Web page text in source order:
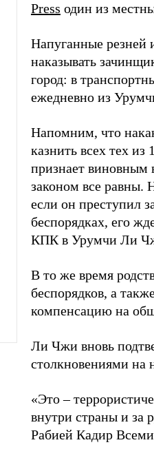
Press один из
Напуганные резней
наказывать
город: в
ежедневно из
Напомним, что
казнить всех тех из
признает виновным
законом все равны.
если он преступил
беспорядках, его
КПК в Урумчи Ли
В то же время
беспорядков, а
компенсацию на
Ли Чжи вновь
столкновениями на
«Это –
внутри страны и за
Рабией Кадир